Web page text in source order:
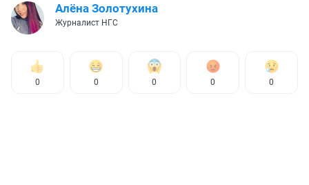
Алёна Золотухина
Журналист НГС
0 0 0 0 0